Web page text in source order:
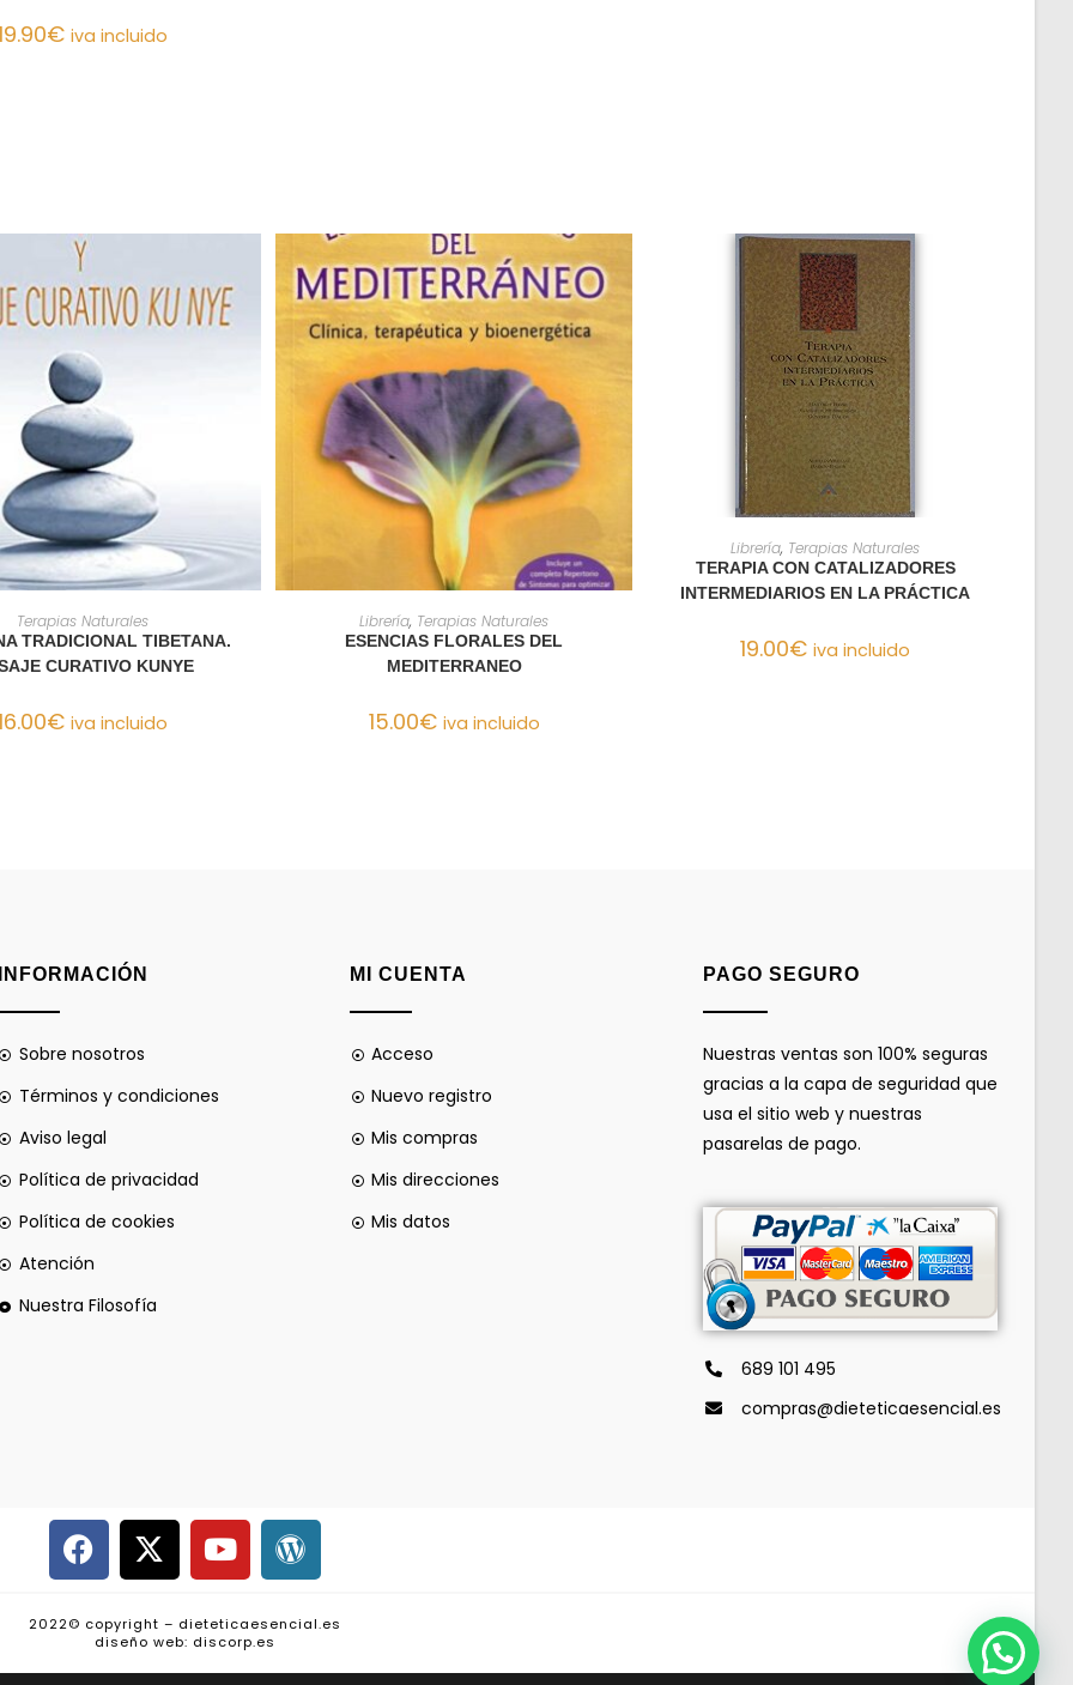
€ iva incluido
AÑADIR AL CARRITO
Terapias Naturales
TRADICIONAL TIBETANA.
CURATIVO KUNYE
€ iva incluido
AÑADIR AL CARRITO
Librería, Terapias Naturales
ESENCIAS FLORALES DEL
MEDITERRANEO
15.00€ iva incluido
AÑADIR AL CARRITO
Librería, Terapias Naturales
TERAPIA CON CATALIZADORES
INTERMEDIARIOS EN LA PRÁCTICA
19.00€ iva incluido
INFORMACIÓN
Sobre nosotros
Términos y condiciones
Aviso legal
Política de privacidad
Política de cookies
Atención
Nuestra Filosofía
MI CUENTA
Acceso
Nuevo registro
Mis compras
Mis direcciones
Mis datos
PAGO SEGURO
Nuestras ventas son 100% seguras
gracias a la capa de seguridad que
usa el sitio web y nuestras
pasarelas de pago.
689 101 495
compras@dieteticaesencial.es
2022© copyright – dieteticaesencial.es
diseño web: discorp.es